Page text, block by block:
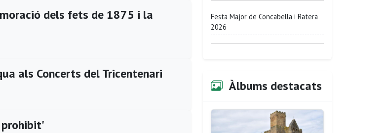
dels fets de 1875 i la
als Concerts del Tricentenari
Festa Major de Concabella i Ratera
2026
Àlbums destacats